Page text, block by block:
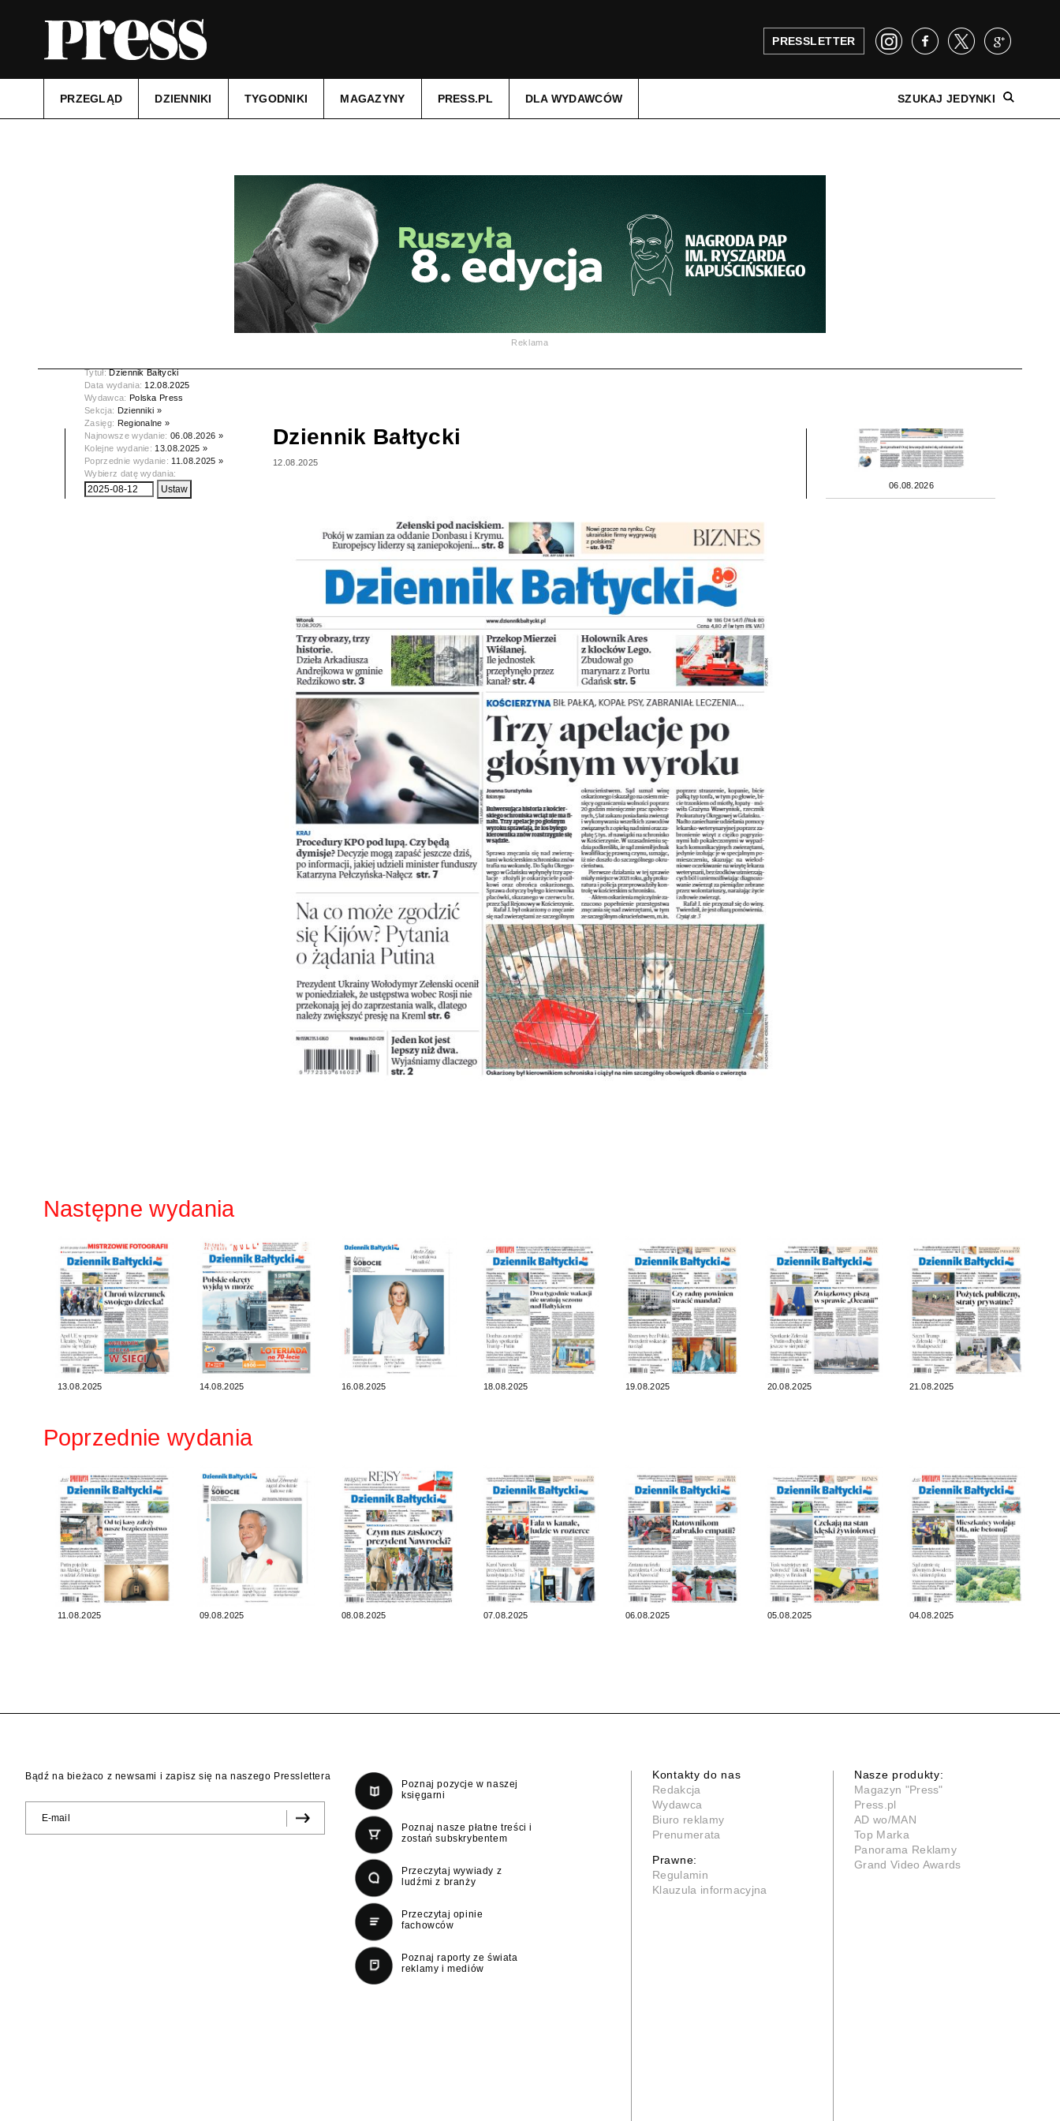
PRESSLETTER
PRZEGLĄD DZIENNIKI TYGODNIKI MAGAZYNY PRESS.PL DLA WYDAWCÓW SZUKAJ JEDYNKI
Reklama
Tytuł:Dziennik Bałtycki
Data wydania: 12.08.2025
Wydawca: Polska Press
Sekcja: Dzienniki »
Zasięg: Regionalne »
Najnowsze wydanie:06.08.2026 »
Kolejne wydanie: 13.08.2025 »
Poprzednie wydanie: 11.08.2025 »
Wybierz datę wydania:
Dziennik Bałtycki
12.08.2025
06.08.2026
Następne wydania
13.08.2025 14.08.2025 16.08.2025 18.08.2025 19.08.2025 20.08.2025 21.08.2025
Poprzednie wydania
11.08.2025 09.08.2025 08.08.2025 07.08.2025 06.08.2025 05.08.2025 04.08.2025
Bądź na bieżaco z newsami i zapisz się na naszego Presslettera
Poznaj pozycje w naszej
księgarni
Poznaj nasze płatne treści i
zostań subskrybentem
Przeczytaj wywiady z
ludźmi z branży
Przeczytaj opinie
fachowców
Poznaj raporty ze świata
reklamy i mediów
Kontakty do nas
Redakcja
Wydawca
Biuro reklamy
Prenumerata
Prawne:
Regulamin
Klauzula informacyjna
Nasze produkty:
Magazyn "Press"
Press.pl
AD wo/MAN
Top Marka
Panorama Reklamy
Grand Video Awards